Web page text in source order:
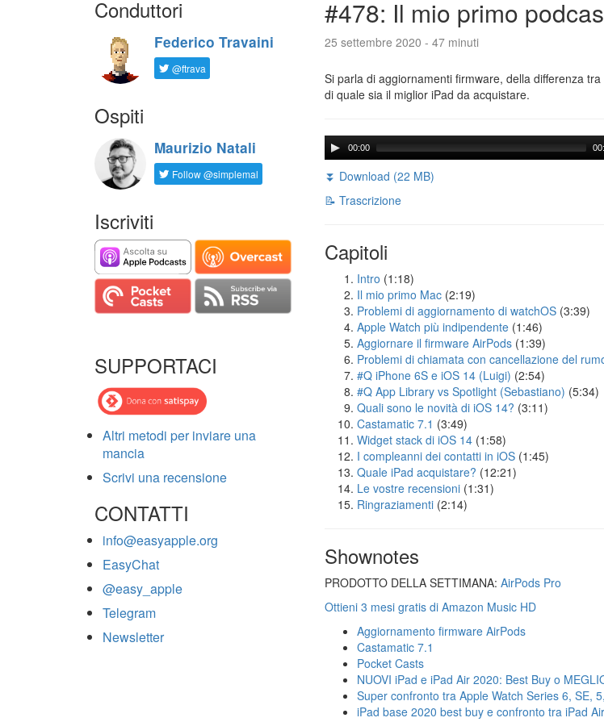
Conduttori
Federico Travaini
@ftrava
Ospiti
Maurizio Natali
Follow @simplemal
Iscriviti
SUPPORTACI
Altri metodi per inviare una
mancia
Scrivi una recensione
CONTATTI
info@easyapple.org
EasyChat
@easy_apple
Telegram
Newsletter
#478: Il mio primo
25 settembre 2020 - 47 minuti
Si parla di aggiornamenti firmware, della differenza
di quale sia il miglior iPad da acquistare.
00:00
⏬ Download (22 MB)
📝 Trascrizione
Capitoli
Intro (1:18)
Il mio primo Mac (2:19)
Problemi di aggiornamento di watchOS (3:39)
Apple Watch più indipendente (1:46)
Aggiornare il firmware AirPods (1:39)
Problemi di chiamata con cancellazione del
#Q iPhone 6S e iOS 14 (Luigi) (2:54)
#Q App Library vs Spotlight (Sebastiano) (5:34)
Quali sono le novità di iOS 14? (3:11)
Castamatic 7.1 (3:49)
Widget stack di iOS 14 (1:58)
I compleanni dei contatti in iOS (1:45)
Quale iPad acquistare? (12:21)
Le vostre recensioni (1:31)
Ringraziamenti (2:14)
Shownotes
PRODOTTO DELLA SETTIMANA: AirPods Pro
Ottieni 3 mesi gratis di Amazon Music HD
Aggiornamento firmware AirPods
Castamatic 7.1
Pocket Casts
NUOVI iPad e iPad Air 2020: Best Buy o
Super confronto tra Apple Watch Series 6, SE,
iPad base 2020 best buy e confronto tra iPad